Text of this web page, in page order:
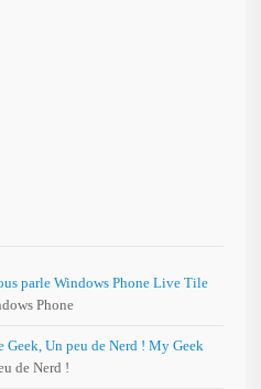
Live Tile
Phone
My Geek
de Nerd !